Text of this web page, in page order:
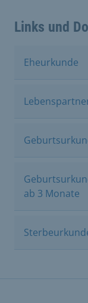
Links und
Eheurkunde
ab 3 Monate